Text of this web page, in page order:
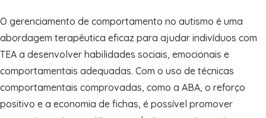
O gerenciamento de comportamento no autismo é uma
abordagem terapêutica eficaz para ajudar indivíduos com
TEA a desenvolver habilidades sociais, emocionais e
comportamentais adequadas. Com o uso de técnicas
comportamentais comprovadas, como a ABA, o reforço
positivo e a economia de fichas, é possível promover